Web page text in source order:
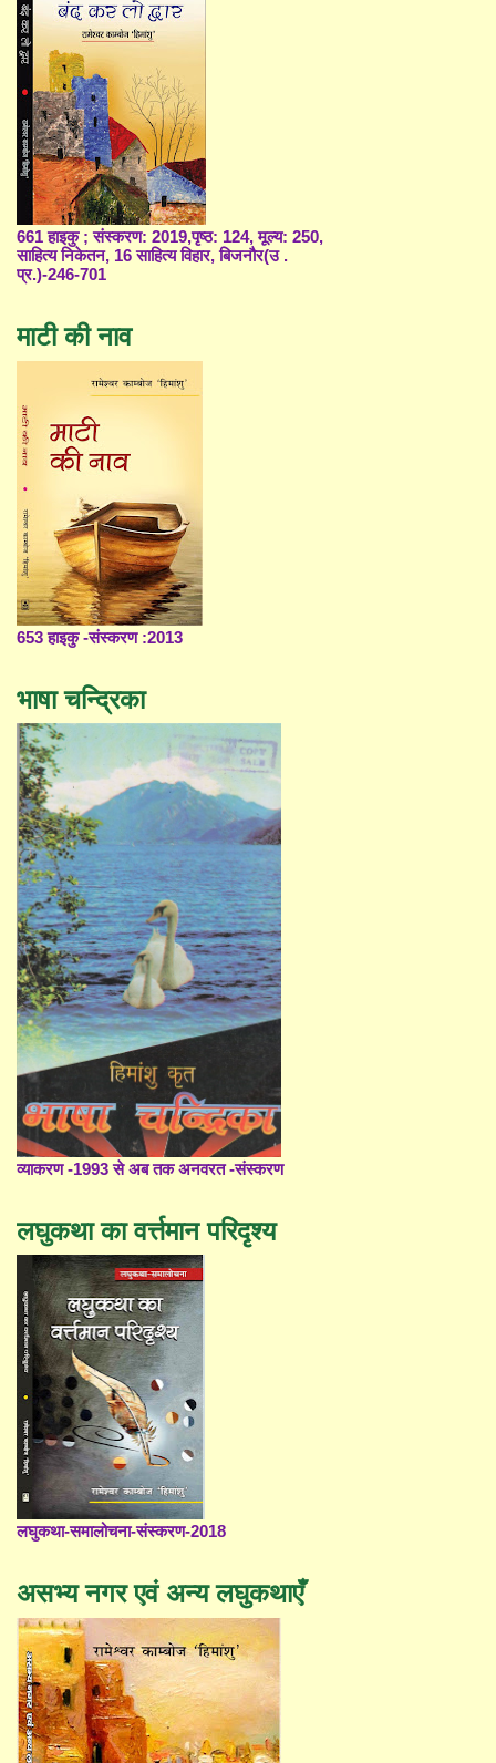
661 हाइकु ; संस्करण: 2019,पृष्ठ: 124, मूल्य: 250,
साहित्य निकेतन, 16 साहित्य विहार, बिजनौर(उ .
प्र.)-246-701
माटी की नाव
653 हाइकु -संस्करण :2013
भाषा चन्द्रिका
व्याकरण -1993 से अब तक अनवरत -संस्करण
लघुकथा का वर्त्तमान परिदृश्य
लघुकथा-समालोचना-संस्करण-2018
असभ्य नगर एवं अन्य लघुकथाएँ